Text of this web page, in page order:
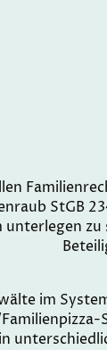
StGB
zu
im